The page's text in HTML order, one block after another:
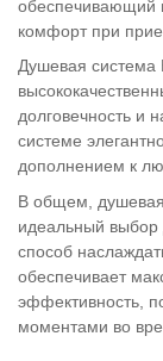
обеспечивающий
комфорт при
Душевая система
долговечность и
системе
дополнением к
В общем, душевая
идеальный выбор
способ
обеспечивает
эффективность,
моментами во